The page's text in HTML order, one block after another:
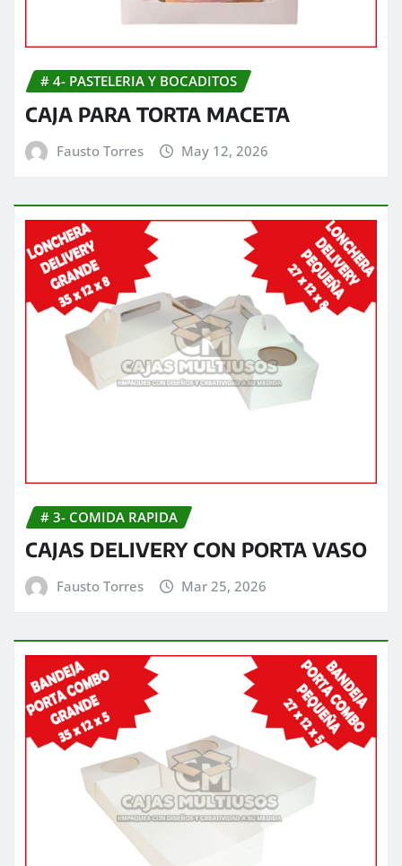
# 4- PASTELERIA Y BOCADITOS
CAJA PARA TORTA MACETA
Fausto Torres May 12, 2026
# 3- COMIDA RAPIDA
CAJAS DELIVERY CON PORTA VASO
Fausto Torres Mar 25, 2026